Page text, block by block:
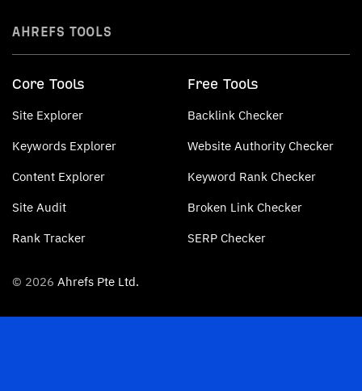
© 2026 Ahrefs Pte Ltd.
AHREFS TOOLS
Core Tools
Site Explorer
Keywords Explorer
Content Explorer
Site Audit
Rank Tracker
Free Tools
Backlink Checker
Website Authority Checker
Keyword Rank Checker
Broken Link Checker
SERP Checker